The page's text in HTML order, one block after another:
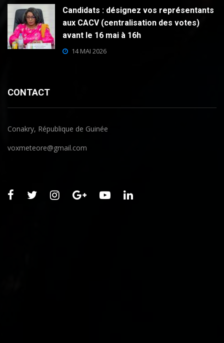
Candidats : désignez vos représentants
aux CACV (centralisation des votes)
avant le 16 mai à 16h
14 MAI 2026
CONTACT
Conakry, République de Guinée
voxmeteore@gmail.com